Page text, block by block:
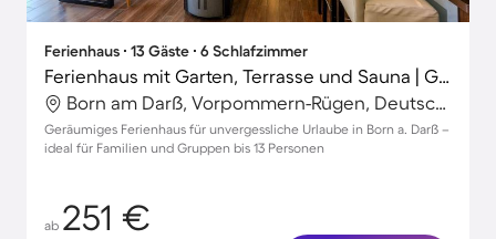
Ferienhaus ∙ 13 Gäste ∙ 6 Schlafzimmer
Ferienhaus mit Garten, Terrasse und Sauna | Gartenblick
Born am Darß, Vorpommern-Rügen, Deutschland
Geräumiges Ferienhaus für unvergessliche Urlaube in Born a. Darß –
ideal für Familien und Gruppen bis 13 Personen
ab 251 €